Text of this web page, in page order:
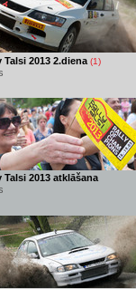
Talsi 2013 2.diena (1)
Talsi 2013 atklāšana